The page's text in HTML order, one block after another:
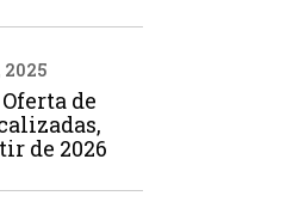
2025
de
de 2026